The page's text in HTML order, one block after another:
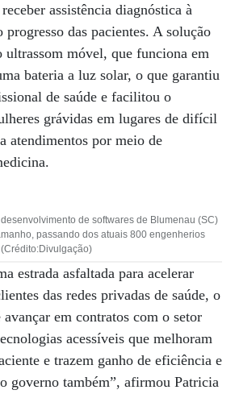
assistência diagnóstica à
das pacientes. A solução
ultrassom móvel, que funciona em
bateria a luz solar, o que garantiu
de saúde e facilitou o
grávidas em lugares de difícil
atendimentos por meio de
de softwares de Blumenau (SC)
passando dos atuais 800 engenherios
estrada asfaltada para acelerar
das redes privadas de saúde, o
em contratos com o setor
acessíveis que melhoram
e trazem ganho de eficiência e
governo também”, afirmou Patricia